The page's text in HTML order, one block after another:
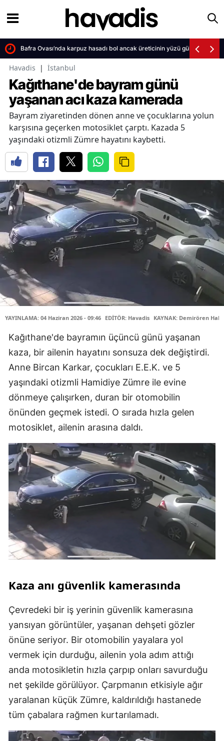
Bafra Ovası’nda karpuz hasadı bol ancak üreticinin yüzü gülmüyor
Havadis | İstanbul
Kağıthane'de bayram günü
yaşanan acı kaza kamerada
Bayram ziyaretinden dönen anne ve çocuklarına yolun
karşısına geçerken motosiklet çarptı. Kazada 5
yaşındaki otizmli Zümre hayatını kaybetti.
YAYINLAMA: 04 Haziran 2026 - 09:46 EDİTÖR: Havadis KAYNAK: Demirören
Kağıthane'de bayramın üçüncü günü yaşanan
kaza, bir ailenin hayatını sonsuza dek değiştirdi.
Anne Bircan Karkar, çocukları E.E.K. ve 5
yaşındaki otizmli Hamidiye Zümre ile evine
dönmeye çalışırken, duran bir otomobilin
önünden geçmek istedi. O sırada hızla gelen
motosiklet, ailenin arasına daldı.
Kaza anı güvenlik kamerasında
Çevredeki bir iş yerinin güvenlik kamerasına
yansıyan görüntüler, yaşanan dehşeti gözler
önüne seriyor. Bir otomobilin yayalara yol
vermek için durduğu, ailenin yola adım attığı
anda motosikletin hızla çarpıp onları savurduğu
net şekilde görülüyor. Çarpmanın etkisiyle ağır
yaralanan küçük Zümre, kaldırıldığı hastanede
tüm çabalara rağmen kurtarılamadı.